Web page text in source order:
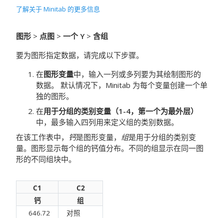
了解关于 Minitab 的更多信息
图形 > 点图 > 一个 Y > 含组
要为图形指定数据，请完成以下步骤。
在图形变量中，输入一列或多列要为其绘制图形的
数据。
默认情况下，Minitab 为每个变量创建一个单
独的图形。
在用于分组的类别变量（1-4，第一个为最外层）
中，最多输入四列用来定义组的类别数据。
在该工作表中， 钙是图形变量， 组是用于分组的类别变
量。图形显示每个组的钙值分布。不同的组显示在同一图
形的不同组块中。
C1
C2
钙
组
646.72
对照